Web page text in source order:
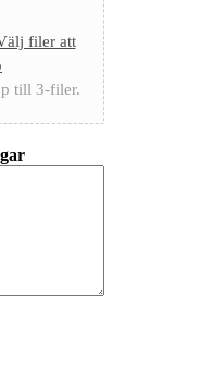
filer att
till 3-filer.